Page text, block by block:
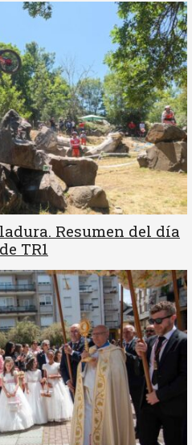
Resumen del día
TR1